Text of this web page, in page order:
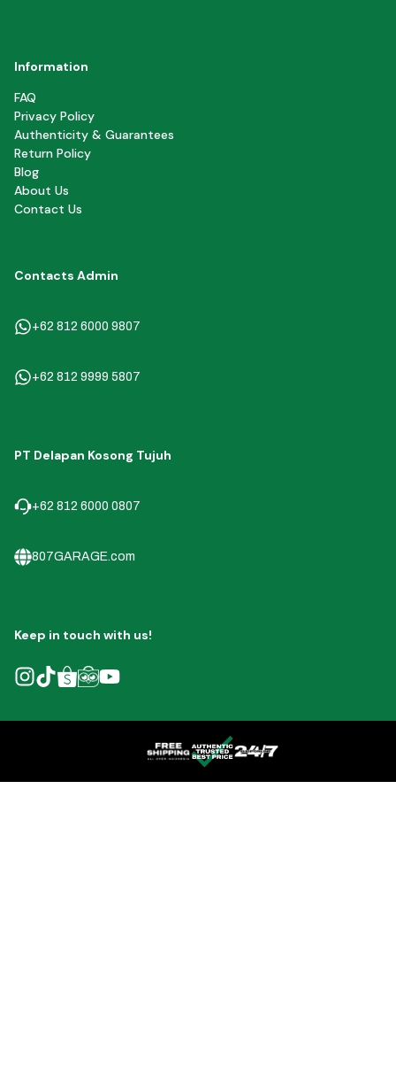
Information
FAQ
Privacy Policy
Authenticity & Guarantees
Return Policy
Blog
About Us
Contact Us
Contacts Admin
+62 812 6000 9807
+62 812 9999 5807
PT Delapan Kosong Tujuh
+62 812 6000 0807
807GARAGE.com
Keep in touch with us!